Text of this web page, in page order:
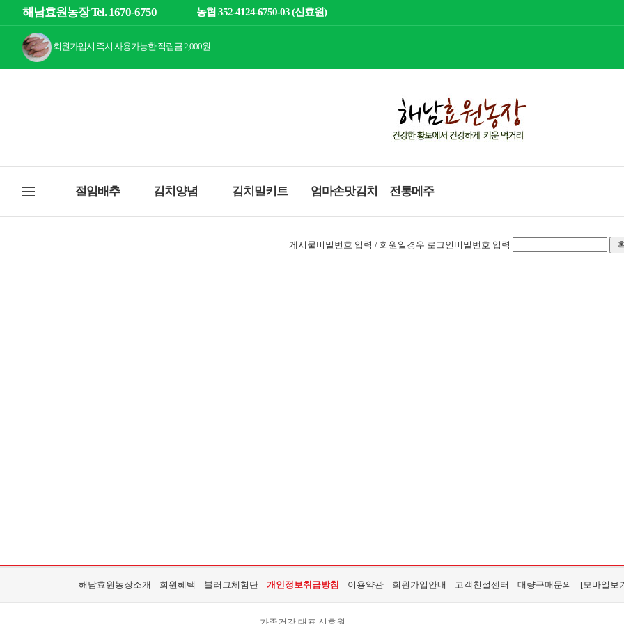
해남효원농장 Tel. 1670-6750 농협 352-4124-6750-03 (신효원)
회원가입시 즉시 사용가능한 적립금 2,000원
절임배추 김치양념 김치밀키트 엄마손맛김치 전통메주
게시물비밀번호 입력 / 회원일경우 로그인비밀번호 입력
해남효원농장소개 회원혜택 블러그체험단 개인정보취급방침 이용약관 회원가입안내 고객친절센터 대량구매문의 [모바일보